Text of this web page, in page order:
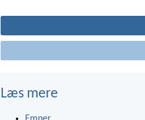
Læs mere